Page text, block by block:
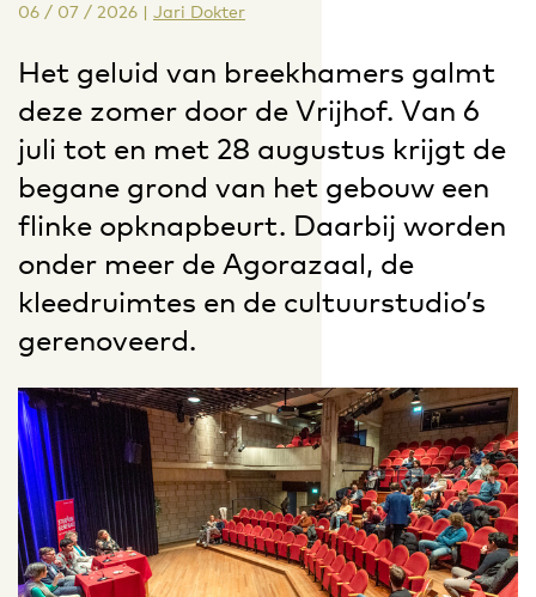
06 / 07 / 2026 | Jari Dokter
Het geluid van breekhamers galmt
deze zomer door de Vrijhof. Van 6
juli tot en met 28 augustus krijgt de
begane grond van het gebouw een
flinke opknapbeurt. Daarbij worden
onder meer de Agorazaal, de
kleedruimtes en de cultuurstudio’s
gerenoveerd.